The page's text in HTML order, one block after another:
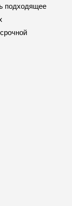
подходящее